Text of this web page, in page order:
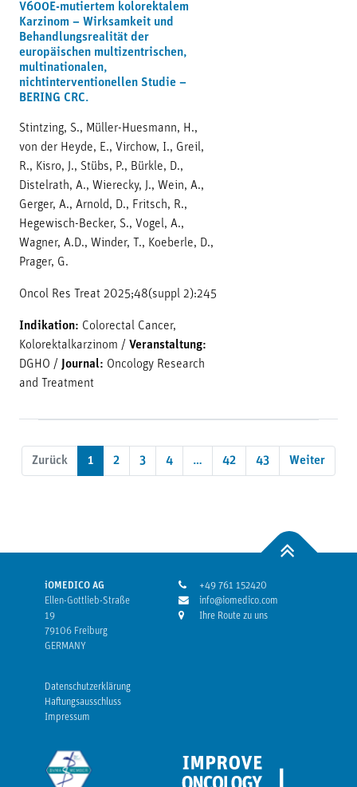
V600E-mutiertem kolorektalem
Karzinom – Wirksamkeit und
Behandlungsrealität der
europäischen multizentrischen,
multinationalen,
nichtinterventionellen Studie –
BERING CRC.
Stintzing, S., Müller-Huesmann, H.,
von der Heyde, E., Virchow, I., Greil,
R., Kisro, J., Stübs, P., Bürkle, D.,
Distelrath, A., Wierecky, J., Wein, A.,
Gerger, A., Arnold, D., Fritsch, R.,
Hegewisch-Becker, S., Vogel, A.,
Wagner, A.D., Winder, T., Koeberle, D.,
Prager, G.
Oncol Res Treat 2025;48(suppl 2):245
Indikation: Colorectal Cancer,
Kolorektalkarzinom / Veranstaltung:
DGHO / Journal: Oncology Research
and Treatment
Zurück 1 2 3 4 … 42 43 Weiter
iOMEDICO AG
Ellen-Gottlieb-Straße
19
79106 Freiburg
GERMANY
+49 761 152420
info@iomedico.com
Ihre Route zu uns
Datenschutzerklärung
Haftungsausschluss
Impressum